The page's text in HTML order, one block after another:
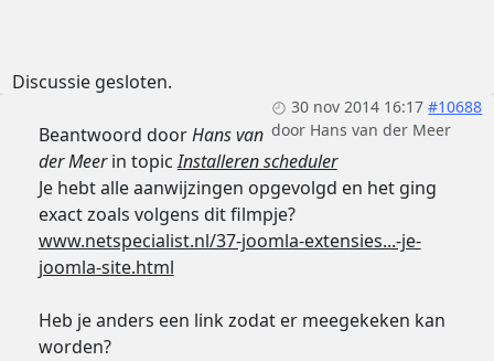
Discussie gesloten.
30 nov 2014 16:17 #10688
door Hans van der Meer
Beantwoord doorHans van
der Meerin topicInstalleren scheduler
Je hebt alle aanwijzingen opgevolgd en het ging
exact zoals volgens dit filmpje?
www.netspecialist.nl/37-joomla-extensies...-je-
joomla-site.html
Heb je anders een link zodat er meegekeken kan
worden?